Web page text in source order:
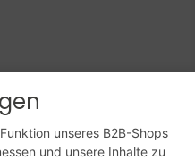
unseres B2B-Shops
und unsere Inhalte zu